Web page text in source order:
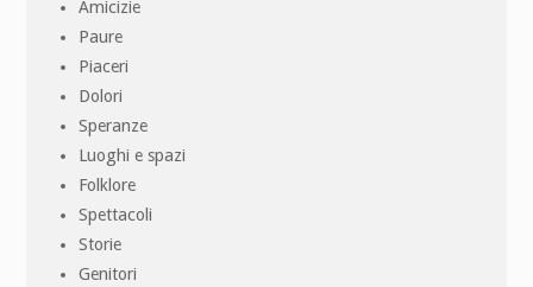
Amicizie
Paure
Piaceri
Dolori
Speranze
Luoghi e spazi
Folklore
Spettacoli
Storie
Genitori